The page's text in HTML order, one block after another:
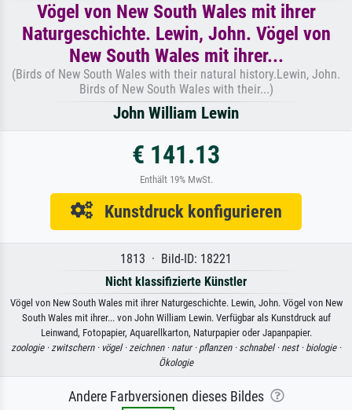
Vögel von New South Wales mit ihrer
Naturgeschichte. Lewin, John. Vögel von
New South Wales mit ihrer...
(Birds of New South Wales with their natural history.Lewin, John.
Birds of New South Wales with their...)
John William Lewin
€ 141.13
Enthält 19% MwSt.
Kunstdruck konfigurieren
1813 · Bild-ID: 18221
Nicht klassifizierte Künstler
Vögel von New South Wales mit ihrer Naturgeschichte. Lewin, John. Vögel von New
South Wales mit ihrer... von John William Lewin. Verfügbar als Kunstdruck auf
Leinwand, Fotopapier, Aquarellkarton, Naturpapier oder Japanpapier.
zoologie ·zwitschern · vögel ·zeichnen · natur · pflanzen · schnabel · nest · biologie ·
Ökologie
Andere Farbversionen dieses Bildes